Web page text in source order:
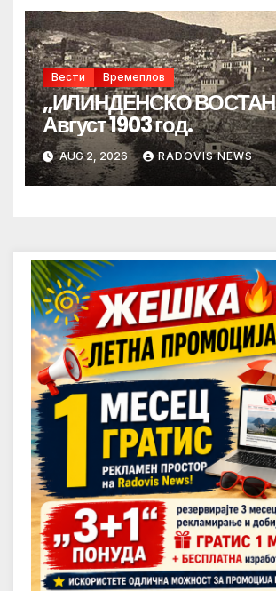
Вести Времеплов
„ИЛИНДЕНСКО
Август 1903 год.
AUG 2, 2026 RADOVIS NEWS